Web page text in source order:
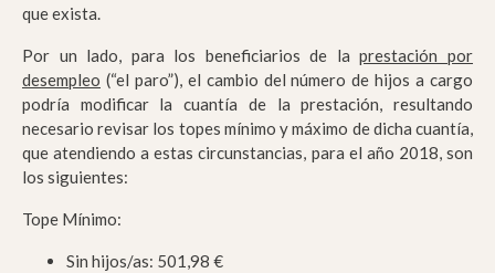
que exista.
Por un lado, para los beneficiarios de laprestación por
desempleo (“el paro”), el cambio del número de hijos a cargo
podría modificar la cuantía de la prestación, resultando
necesario revisar los topes mínimo y máximo de dicha cuantía,
que atendiendo a estas circunstancias, para el año 2018, son
los siguientes:
Tope Mínimo:
Sin hijos/as: 501,98 €